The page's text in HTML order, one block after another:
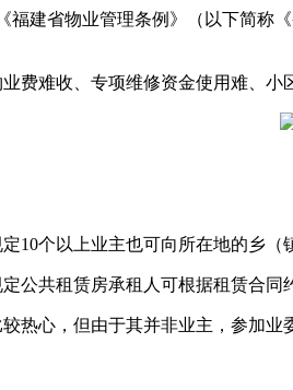
福建省物业管理条例》（以下简称
费难收、专项维修资金使用难、
10个以上业主也可向所在地的乡
公共租赁房承租人可根据租赁合
热心，但由于其并非业主，参加